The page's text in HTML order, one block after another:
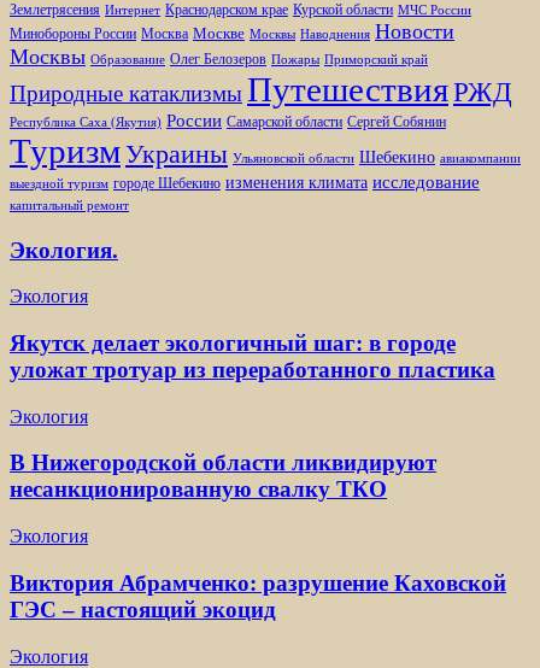
Землетрясения Интернет Краснодарском крае Курской области МЧС России
Минобороны России Москва Москве Москвы Наводнения Новости
Москвы Образование Олег Белозеров Пожары Приморский край
Природные катаклизмыПутешествияРЖД
Республика Саха (Якутия) России Самарской области Сергей Собянин
ТуризмУкраины Ульяновской области Шебекино авиакомпании
выездной туризм городе Шебекино изменения климата исследование
капитальный ремонт
Экология.
Экология
Якутск делает экологичный шаг: в городе
уложат тротуар из переработанного пластика
Экология
В Нижегородской области ликвидируют
несанкционированную свалку ТКО
Экология
Виктория Абрамченко: разрушение Каховской
ГЭС – настоящий экоцид
Экология